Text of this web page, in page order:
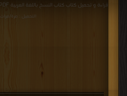
قراءة و تحميل كتاب كتاب النسخ باللغة العربية PDF مجانا | مكتبة >
التحميل : مرة/مرات